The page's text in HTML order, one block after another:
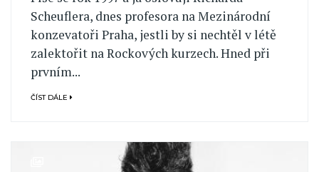
Scheuflera, dnes profesora na Mezinárodní
konzevatoři Praha, jestli by si nechtěl v létě
zalektořit na Rockových kurzech. Hned při
prvním...
ČÍST DÁLE